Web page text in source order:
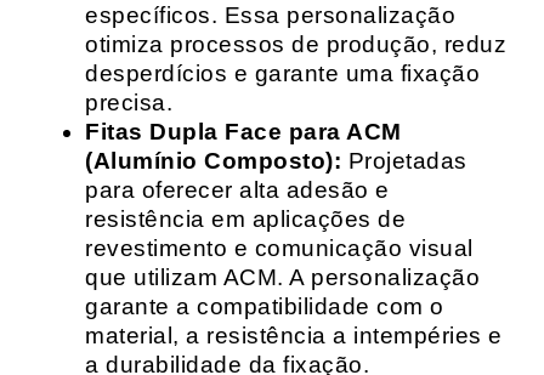
específicos. Essa personalização
otimiza processos de produção, reduz
desperdícios e garante uma fixação
precisa.
Fitas Dupla Face para ACM
(Alumínio Composto): Projetadas
para oferecer alta adesão e
resistência em aplicações de
revestimento e comunicação visual
que utilizam ACM. A personalização
garante a compatibilidade com o
material, a resistência a intempéries e
a durabilidade da fixação.